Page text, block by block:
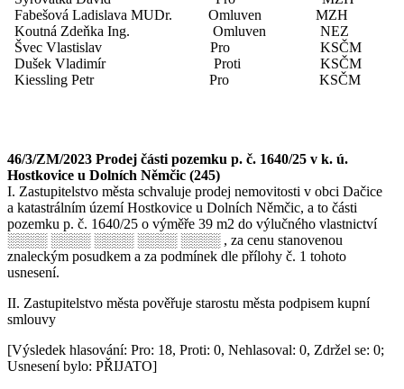
Fabešová Ladislava MUDr. Omluven MZH
Koutná Zdeňka Ing. Omluven NEZ
Švec Vlastislav Pro KSČM
Dušek Vladimír Proti KSČM
Kiessling Petr Pro KSČM
46/3/ZM/2023 Prodej části pozemku p. č. 1640/25 v k. ú.
Hostkovice u Dolních Němčic (245)
I. Zastupitelstvo města schvaluje prodej nemovitosti v obci Dačice
a katastrálním území Hostkovice u Dolních Němčic, a to části
pozemku p. č. 1640/25 o výměře 39 m2 do výlučného vlastnictví
░░░░ ░░░░ ░░░░ ░░░░ ░░░░ , za cenu stanovenou
znaleckým posudkem a za podmínek dle přílohy č. 1 tohoto
usnesení.
II. Zastupitelstvo města pověřuje starostu města podpisem kupní
smlouvy
[Výsledek hlasování: Pro: 18, Proti: 0, Nehlasoval: 0, Zdržel se: 0;
Usnesení bylo: PŘIJATO]